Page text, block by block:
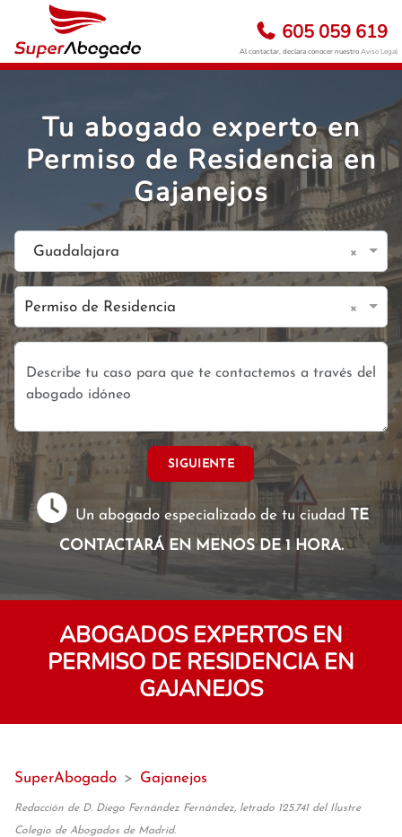
605 059 619
Al contactar, declara conocer nuestroAviso Legal
Tu abogado experto en
Permiso de Residencia en
Gajanejos
Guadalajara ×
Permiso de Residencia ×
SIGUIENTE
Un abogado especializado de tu ciudad TE
CONTACTARÁ EN MENOS DE 1 HORA.
ABOGADOS EXPERTOS EN
PERMISO DE RESIDENCIA EN
GAJANEJOS
SuperAbogado > Gajanejos
Redacción de D. Diego Fernández Fernández, letrado 125.741 del Ilustre
Colegio de Abogados de Madrid.